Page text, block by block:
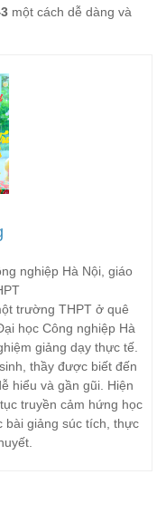
một cách dễ dàng và
nghiệp Hà Nội, giáo
trường THPT ở quê
học Công nghiệp Hà
giảng dạy thực tế.
thầy được biết đến
hiểu và gần gũi. Hiện
truyền cảm hứng học
bài giảng súc tích, thực